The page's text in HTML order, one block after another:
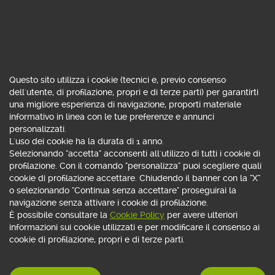
Questo sito utilizza i cookie (tecnici e, previo consenso
dell'utente, di profilazione, propri e di terze parti) per garantirti
una migliore esperienza di navigazione, proporti materiale
informativo in linea con le tue preferenze e annunci
personalizzati.
L'uso dei cookie ha la durata di 1 anno.
Selezionando "accetta" acconsenti all'utilizzo di tutti i cookie di
profilazione. Con il comando "personalizza" puoi scegliere quali
cookie di profilazione accettare. Chiudendo il banner con la "X"
o selezionando "Continua senza accettare" proseguirai la
navigazione senza attivare i cookie di profilazione.
È possibile consultare la Cookie Policy per avere ulteriori
informazioni sui cookie utilizzati e per modificare il consenso ai
cookie di profilazione, propri e di terze parti.
DIVENTA FREE MEMBER